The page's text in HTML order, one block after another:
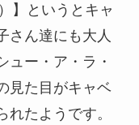
】というとキャ
さん達にも大人
ュー・ア・ラ・
見た目がキャベ
たようです。